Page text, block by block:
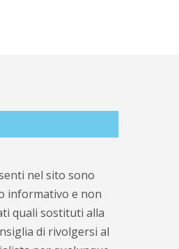
nel sito sono
informativo e non
quali sostituti alla
di rivolgersi al